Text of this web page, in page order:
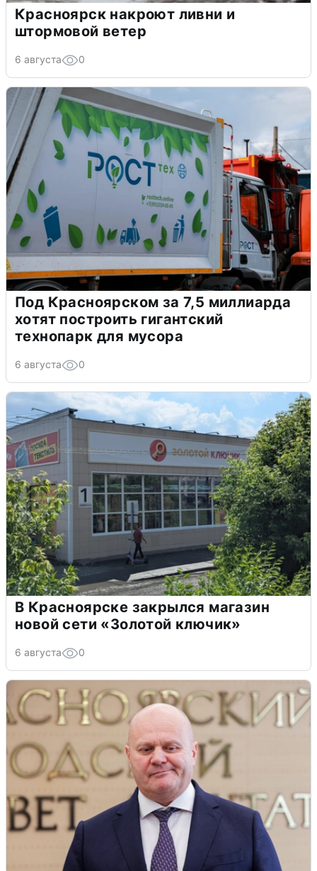
Красноярск накроют ливни и
штормовой ветер
6 августа 0
Под Красноярском за 7,5 миллиарда
хотят построить гигантский
технопарк для мусора
6 августа 0
В Красноярске закрылся магазин
новой сети «Золотой ключик»
6 августа 0